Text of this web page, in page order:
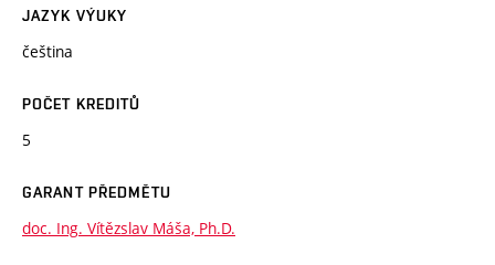
JAZYK VÝUKY
čeština
POČET KREDITŮ
5
GARANT PŘEDMĚTU
doc. Ing. Vítězslav Máša, Ph.D.